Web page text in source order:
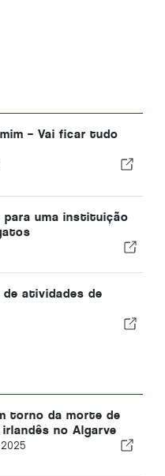
– Vai ficar tudo
para uma instituição
de atividades de
torno da morte de
no Algarve